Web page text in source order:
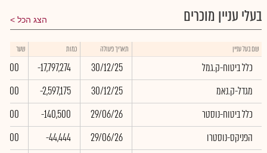
בעלי עניין מוכרים הצג הכל
שם בעל עניין תאריך פעולה כמות שער
כלל ביטוח-ק.גמל 30/12/25
-17,797,274
0.00
מגדל-ק.נאמ
30/12/25
-2,597,175
0.00
כלל ביטוח-נוסטר
29/06/26
-140,500
0.00
הפניקס-נוסטרו
29/06/26
-44,444
0.00